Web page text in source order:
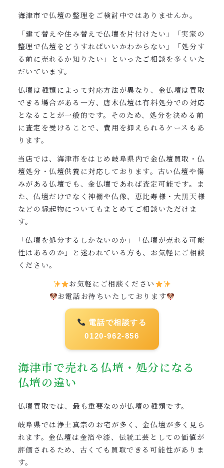
海津市で仏壇の整理をご検討中ではありませんか。
「建て替えや住み替えで仏壇を片付けたい」「実家の
整理で仏壇をどうすればいいかわからない」「処分す
る前に売れるか知りたい」といったご相談を多くいた
だいています。
仏壇は種類によって対応方法が異なり、金仏壇は買取
できる場合がある一方、唐木仏壇は有料処分での対応
となることが一般的です。そのため、処分を決める前
に査定を受けることで、費用を抑えられるケースもあ
ります。
当店では、海津市をはじめ岐阜県内で金仏壇買取・仏
壇処分・仏壇供養に対応しております。古い仏壇や傷
みがある仏壇でも、金仏壇であれば査定可能です。ま
た、仏壇だけでなく神棚や仏像、恵比寿様・大黒天様
などの縁起物についてもまとめてご相談いただけま
す。
「仏壇を処分するしかないのか」「仏壇が売れる可能
性はあるのか」と迷われている方も、お気軽にご相談
ください。
お気軽にご相談ください
お電話お待ちいたしております
電話で相談する
0120-962-856
海津市で売れる仏壇・処分になる
仏壇の違い
仏壇買取では、最も重要なのが仏壇の種類です。
岐阜県では浄土真宗のお宅が多く、金仏壇が多く見ら
れます。金仏壇は金箔や漆、伝統工芸としての価値が
評価されるため、古くても買取できる可能性がありま
す。